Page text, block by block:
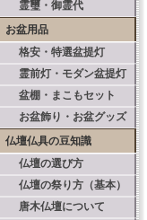
霊璽・御霊代
お盆用品
格安・特選盆提灯
霊前灯・モダン盆提灯
盆棚・まこもセット
お盆飾り・お盆グッズ
仏壇仏具の豆知識
仏壇の選び方
仏壇の祭り方（基本）
唐木仏壇について